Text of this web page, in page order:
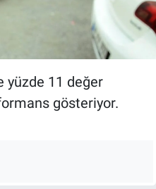
yüzde 11 değer
gösteriyor.